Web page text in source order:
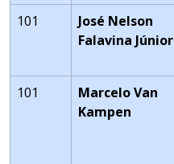
101
José Nelson
Falavina Júnior
101
Marcelo Van
Kampen